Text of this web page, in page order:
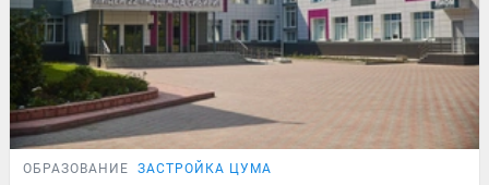
ОБРАЗОВАНИЕ ЗАСТРОЙКА ЦУМА